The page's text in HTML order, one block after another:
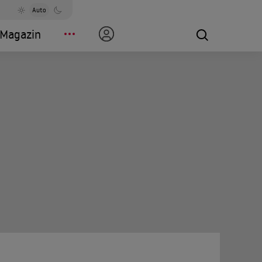
Auto
Magazin